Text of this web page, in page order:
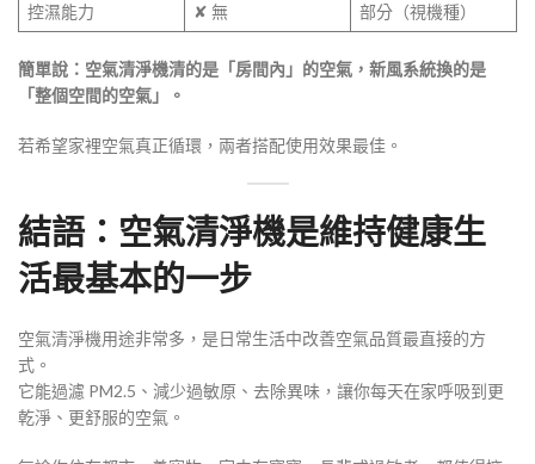
控濕能力
✘ 無 部分（視機種）
簡單說：空氣清淨機清的是「房間內」的空氣，新風系統換的是
「整個空間的空氣」。
若希望家裡空氣真正循環，兩者搭配使用效果最佳。
結語：空氣清淨機是維持健康生
活最基本的一步
空氣清淨機用途非常多，是日常生活中改善空氣品質最直接的方
式。
它能過濾 PM2.5、減少過敏原、去除異味，讓你每天在家呼吸到更
乾淨、更舒服的空氣。